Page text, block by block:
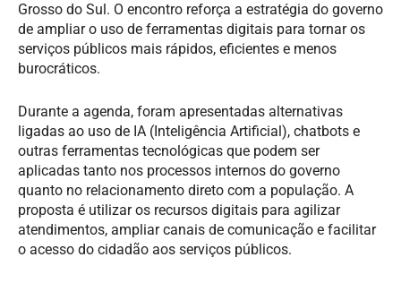
Grosso do Sul. O encontro reforça a estratégia do governo
de ampliar o uso de ferramentas digitais para tornar os
serviços públicos mais rápidos, eficientes e menos
burocráticos.
Durante a agenda, foram apresentadas alternativas
ligadas ao uso de IA (Inteligência Artificial), chatbots e
outras ferramentas tecnológicas que podem ser
aplicadas tanto nos processos internos do governo
quanto no relacionamento direto com a população. A
proposta é utilizar os recursos digitais para agilizar
atendimentos, ampliar canais de comunicação e facilitar
o acesso do cidadão aos serviços públicos.